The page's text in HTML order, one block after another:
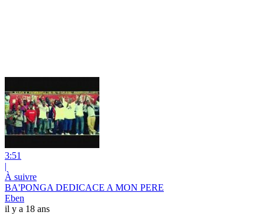
3:51
|
À suivre
BA'PONGA DEDICACE A MON PERE
Eben
il y a 18 ans